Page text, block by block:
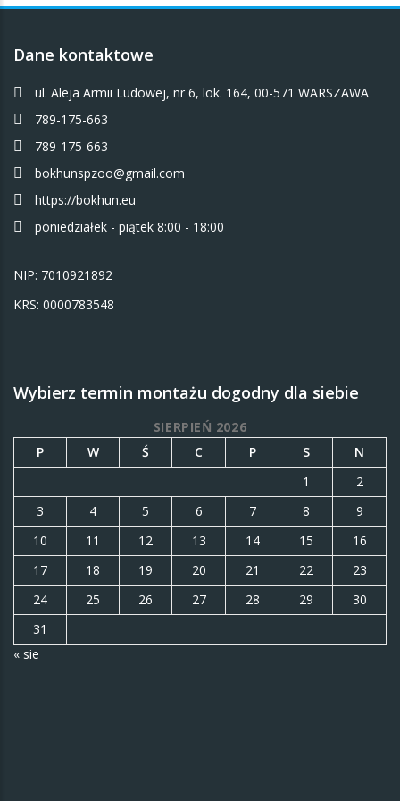
Dane kontaktowe
ul. Aleja Armii Ludowej, nr 6, lok. 164, 00-571 WARSZAWA
789-175-663
789-175-663
bokhunspzoo@gmail.com
https://bokhun.eu
poniedziałek - piątek 8:00 - 18:00
NIP: 7010921892
KRS: 0000783548
Wybierz termin montażu dogodny dla siebie
SIERPIEŃ 2026
P
W Ś C P S
N
1
2
3
4 5 6 7 8
9
10
11 12 13 14 15
16
17
18 19 20 21 22
23
24
25 26 27 28 29
30
31
« sie